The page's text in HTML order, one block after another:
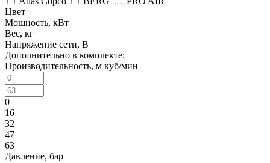
Цвет
Мощность, кВт
Вес, кг
Напряжение сети, В
Дополнительно в комплекте:
Производительность, м куб/мин
0
16
32
47
63
Давление, бар